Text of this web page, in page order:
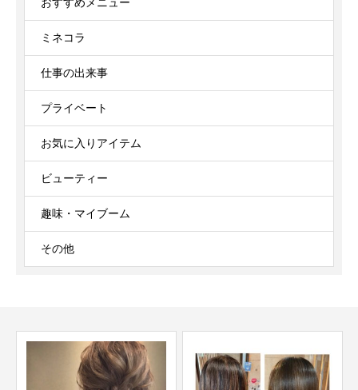
おすすめメニュー
ミネコラ
仕事の出来事
プライベート
お気に入りアイテム
ビューティー
趣味・マイブーム
その他